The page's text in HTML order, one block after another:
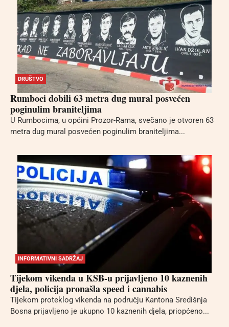
DRUŠTVO
Rumboci dobili 63 metra dug mural posvećen
poginulim braniteljima
U Rumbocima, u općini Prozor-Rama, svečano je otvoren 63
metra dug mural posvećen poginulim braniteljima...
INFORMATIVNI SADRŽAJ
Tijekom vikenda u KSB-u prijavljeno 10 kaznenih
djela, policija pronašla speed i cannabis
Tijekom proteklog vikenda na području Kantona Središnja
Bosna prijavljeno je ukupno 10 kaznenih djela, priopćeno...